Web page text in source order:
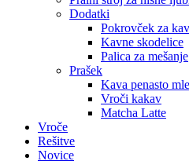
Dodatki
Pokrovček za
Kavne skodelice
Palica za mešanje
Prašek
Kava penasto
Vroči kakav
Matcha Latte
Vroče
Rešitve
Novice